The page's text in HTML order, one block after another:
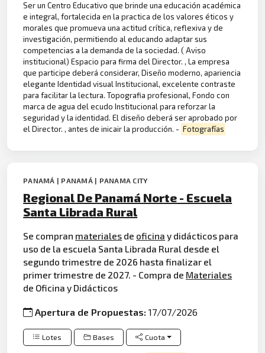
Ser un Centro Educativo que brinde una educación académica
e integral, fortalecida en la practica de los valores éticos y
morales que promueva una actitud crítica, reflexiva y de
investigación, permitiendo al educando adaptar sus
competencias a la demanda de la sociedad. ( Aviso
institucional) Espacio para firma del Director. , La empresa
que participe deberá considerar, Diseño moderno, apariencia
elegante Identidad visual Institucional, excelente contraste
para facilitar la lectura. Topografia profesional, Fondo con
marca de agua del ecudo Institucional para reforzar la
seguridad y la identidad. El diseño deberá ser aprobado por
el Director. , antes de inicair la producción. - Fotografías
PANAMÁ | PANAMÁ | PANAMA CITY
Regional De Panamá Norte - Escuela
Santa Librada Rural
Se compran materiales de oficina y didácticos para
uso de la escuela Santa Librada Rural desde el
segundo trimestre de 2026 hasta finalizar el
primer trimestre de 2027. - Compra de Materiales
de Oficina y Didácticos
Apertura de Propuestas:17/07/2026
Lotes Bases Cuota